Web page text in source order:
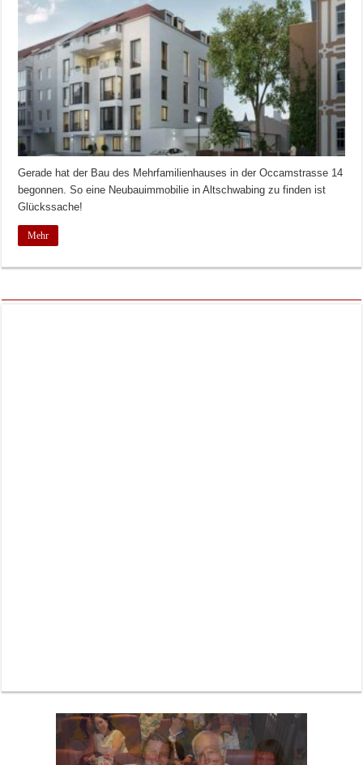
Gerade hat der Bau des Mehrfamilienhauses in der Occamstrasse 14
begonnen. So eine Neubauimmobilie in Altschwabing zu finden ist
Glückssache!
Mehr